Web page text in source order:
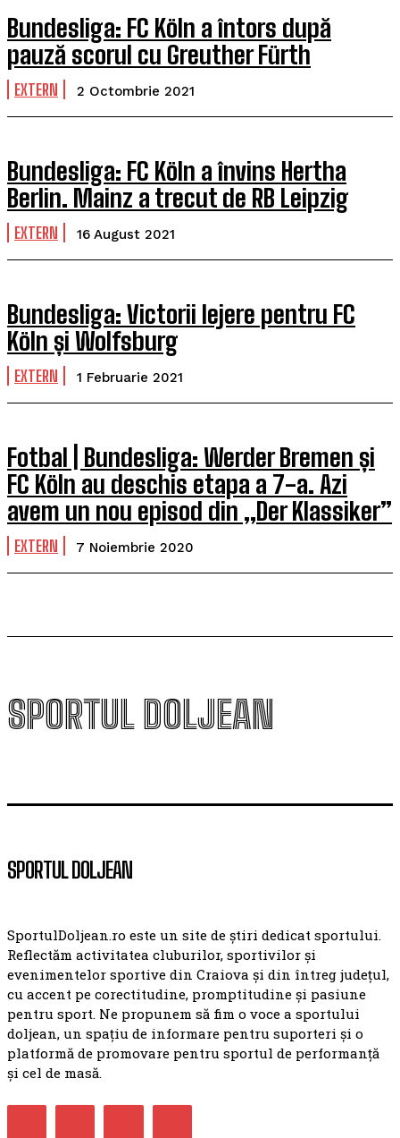
Bundesliga: FC Köln a întors după
pauză scorul cu Greuther Fürth
EXTERN 2 Octombrie 2021
Bundesliga: FC Köln a învins Hertha
Berlin. Mainz a trecut de RB Leipzig
EXTERN 16 August 2021
Bundesliga: Victorii lejere pentru FC
Köln și Wolfsburg
EXTERN 1 Februarie 2021
Fotbal | Bundesliga: Werder Bremen și
FC Köln au deschis etapa a 7-a. Azi
avem un nou episod din „Der Klassiker”
EXTERN 7 Noiembrie 2020
SPORTUL DOLJEAN
SPORTUL DOLJEAN
SportulDoljean.ro este un site de știri dedicat sportului.
Reflectăm activitatea cluburilor, sportivilor și
evenimentelor sportive din Craiova și din întreg județul,
cu accent pe corectitudine, promptitudine și pasiune
pentru sport. Ne propunem să fim o voce a sportului
doljean, un spațiu de informare pentru suporteri și o
platformă de promovare pentru sportul de performanță
și cel de masă.